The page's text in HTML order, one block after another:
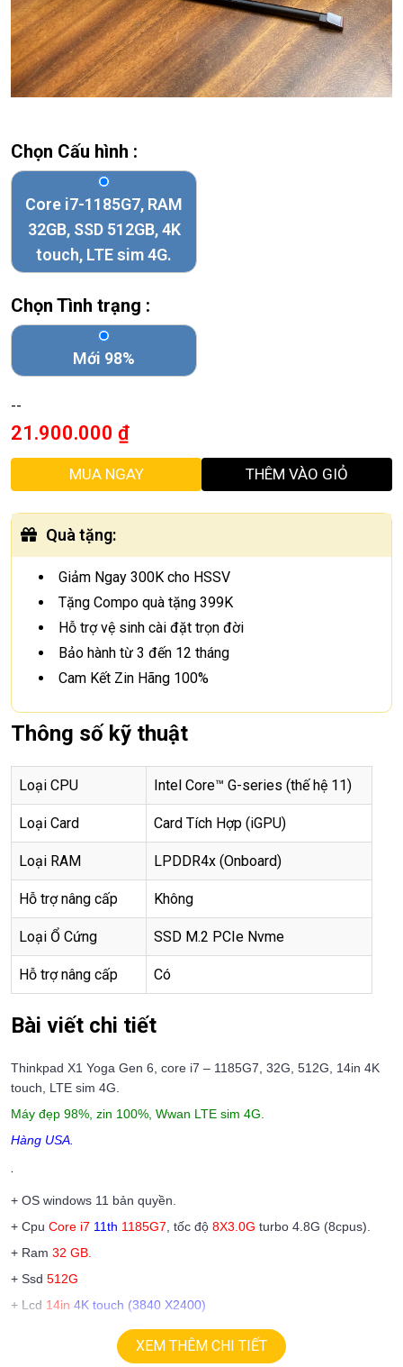
Chọn Cấu hình :
Core i7-1185G7, RAM
32GB, SSD 512GB, 4K
touch, LTE sim 4G.
Chọn Tình trạng :
Mới 98%
--
21.900.000 ₫
MUA NGAY THÊM VÀO GIỎ
Quà tặng:
Giảm Ngay 300K cho HSSV
Tặng Compo quà tặng 399K
Hỗ trợ vệ sinh cài đặt trọn đời
Bảo hành từ 3 đến 12 tháng
Cam Kết Zin Hãng 100%
Thông số kỹ thuật
Loại CPU Intel Core™ G-series (thế hệ 11)
Loại Card Card Tích Hợp (iGPU)
Loại RAM LPDDR4x (Onboard)
Hỗ trợ nâng cấp Không
Loại Ổ Cứng SSD M.2 PCIe Nvme
Hỗ trợ nâng cấp Có
Bài viết chi tiết
Thinkpad X1 Yoga Gen 6, core i7 – 1185G7, 32G, 512G, 14in 4K
touch, LTE sim 4G.
Máy đẹp 98%, zin 100%, Wwan LTE sim 4G.
Hàng USA.
.
+ OS windows 11 bản quyền.
+ Cpu Core i7 11th 1185G7, tốc độ 8X3.0G turbo 4.8G (8cpus).
+ Ram 32 GB.
+ Ssd 512G
+ Lcd 14in 4K touch (3840 X2400)
+ Vga intel Iris Xe Graphics
+ Usb 3.0, webcam,usb type C, hdmi…
XEM THÊM CHI TIẾT